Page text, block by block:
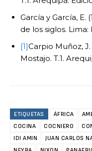
García y García, E.
de los siglos.
[1]Carpio Muñoz,
Mostajo. T.1.
ETIQUETAS ÁFRICA
COCINA
COCNIERO
IDI AMIN
JUAN CARLOS